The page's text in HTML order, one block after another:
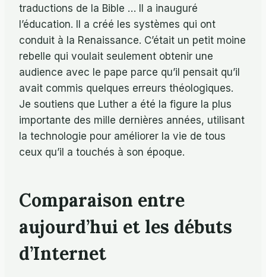
traductions de la Bible … Il a inauguré
l’éducation. Il a créé les systèmes qui ont
conduit à la Renaissance. C’était un petit moine
rebelle qui voulait seulement obtenir une
audience avec le pape parce qu’il pensait qu’il
avait commis quelques erreurs théologiques.
Je soutiens que Luther a été la figure la plus
importante des mille dernières années, utilisant
la technologie pour améliorer la vie de tous
ceux qu’il a touchés à son époque.
Comparaison entre
aujourd’hui et les débuts
d’Internet